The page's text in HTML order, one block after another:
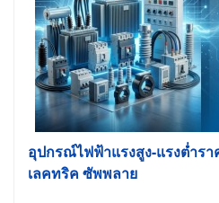
อุปกรณ์ไฟฟ้าแรงสูง-แรงต่ำรา
เลคทริค ซัพพลาย